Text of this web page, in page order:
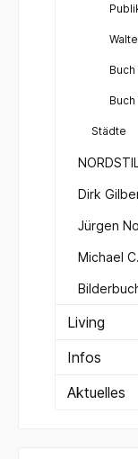
Städte
Dirk
Jürgen
Michael
Living
Infos
Aktuelles